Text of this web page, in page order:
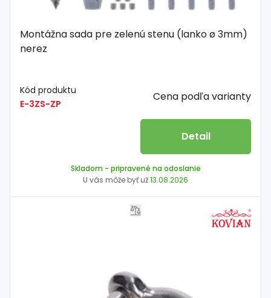
Montážna sada pre zelenú stenu (lanko ø 3mm)
nerez
Kód produktu
E-3ZS-ZP
Cena podľa varianty
Detail
Skladom - pripravené na odoslanie
U vás môže byť už13.08.2026